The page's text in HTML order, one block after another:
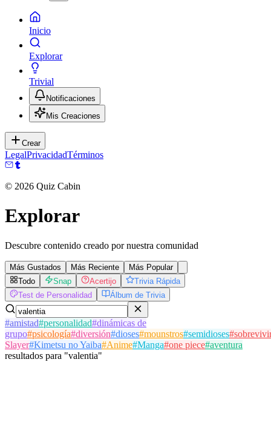
Inicio
Explorar
Trivial
Notificaciones
Mis Creaciones
Crear
LegalPrivacidadTérminos
© 2026 Quiz Cabin
Explorar
Descubre contenido creado por nuestra comunidad
Más Gustados Más Reciente
Más Popular
Todo
Snap Acertijo
Trivia Rápida
Test de Personalidad
Álbum de Trivia
#amistad#personalidad#dinámicas de
grupo#psicología#diversión#dioses#mounstros#semidioses#
Slayer#Kimetsu no Yaiba#Anime#Manga#one piece#aventura
resultados para "valentia"